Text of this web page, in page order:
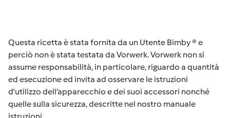
Questa ricetta è stata fornita da un Utente Bimby ® e
perciò non è stata testata da Vorwerk. Vorwerk non si
assume responsabilità, in particolare, riguardo a quantità
ed esecuzione ed invita ad osservare le istruzioni
d'utilizzo dell’apparecchio e dei suoi accessori nonché
quelle sulla sicurezza, descritte nel nostro manuale